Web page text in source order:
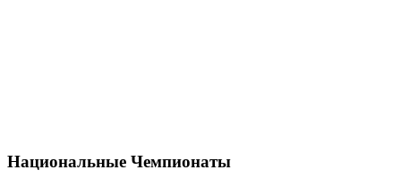
Национальные Чемпионаты